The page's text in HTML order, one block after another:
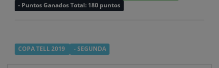
- Puntos Ganados Total: 180 puntos
COPA TELL 2019 - SEGUNDA